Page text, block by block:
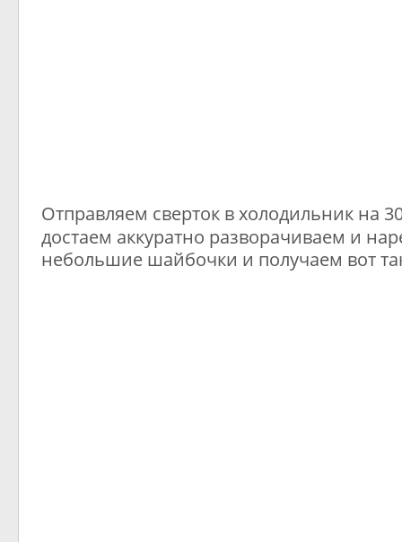
Отправляем сверток в холодильник на
достаем аккуратно разворачиваем и
небольшие шайбочки и получаем вот